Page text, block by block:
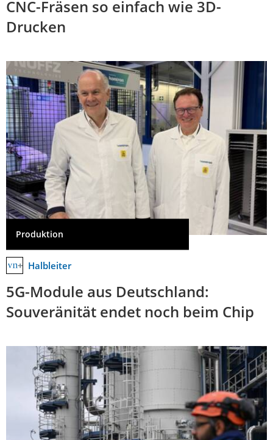
CNC-Fräsen so einfach wie 3D-
Drucken
Produktion
Halbleiter
5G-Module aus Deutschland:
Souveränität endet noch beim Chip